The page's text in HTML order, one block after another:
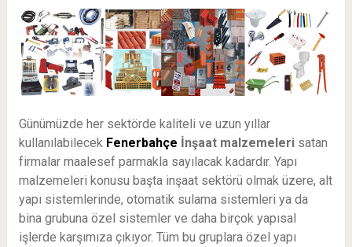
Günümüzde her sektörde kaliteli ve uzun yıllar
kullanılabilecek Fenerbahçe İnşaat malzemeleri satan
firmalar maalesef parmakla sayılacak kadardır. Yapı
malzemeleri konusu başta inşaat sektörü olmak üzere, alt
yapı sistemlerinde, otomatik sulama sistemleri ya da
bina grubuna özel sistemler ve daha birçok yapısal
işlerde karşımıza çıkıyor. Tüm bu gruplara özel yapı